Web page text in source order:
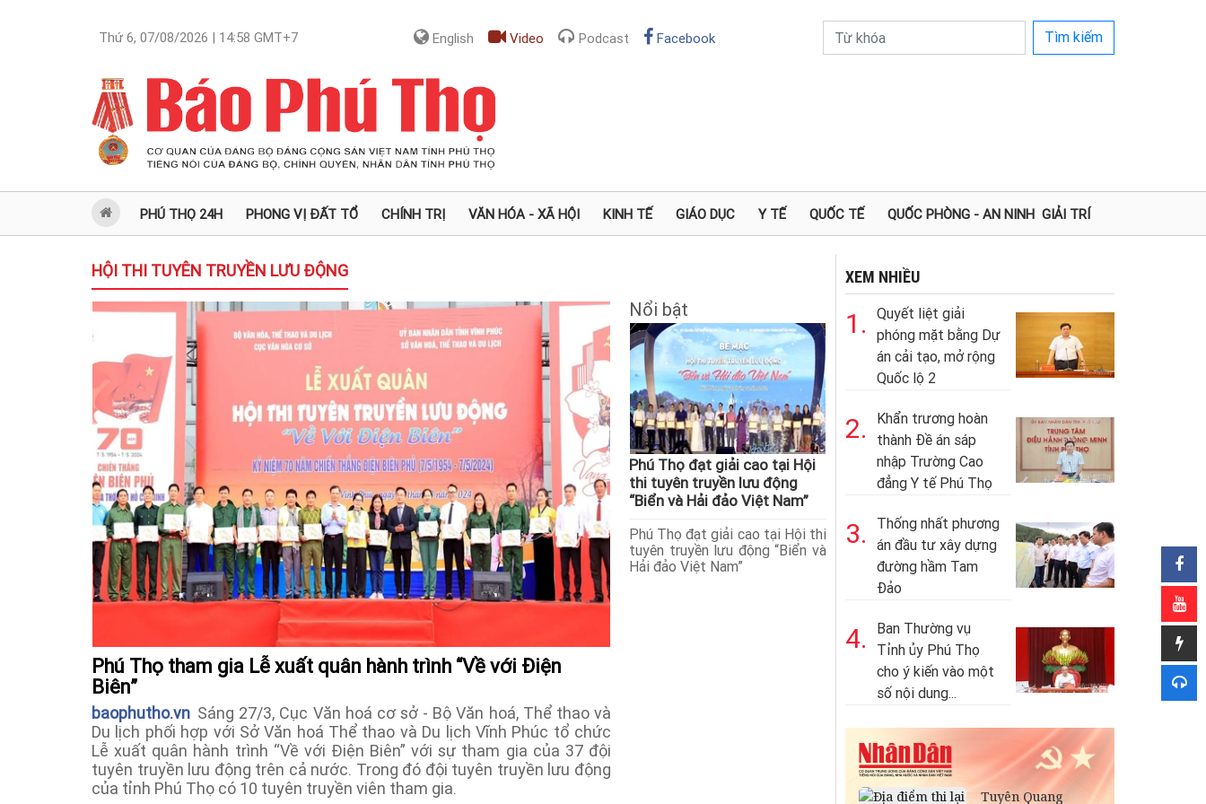
Thứ 6, 07/08/2026 | 14:58 GMT+7 English Video Podcast Facebook Tìm kiếm
PHÚ THỌ 24H PHONG VỊ ĐẤT TỔ CHÍNH TRỊ VĂN HÓA - XÃ HỘI KINH TẾ GIÁO DỤC Y TẾ QUỐC TẾ QUỐC PHÒNG - AN NINH GIẢI TRÍ
HỘI THI TUYÊN TRUYỀN LƯU ĐỘNG
Phú Thọ tham gia Lễ xuất quân hành trình “Về với Điện
Biên”
baophutho.vn Sáng 27/3, Cục Văn hoá cơ sở - Bộ Văn hoá, Thể thao và
Du lịch phối hợp với Sở Văn hoá Thể thao và Du lịch Vĩnh Phúc tổ chức
Lễ xuất quân hành trình “Về với Điện Biên” với sự tham gia của 37 đội
tuyên truyền lưu động trên cả nước. Trong đó đội tuyên truyền lưu động
của tỉnh Phú Thọ có 10 tuyên truyền viên tham gia.
Nổi bật
Phú Thọ đạt giải cao tại Hội
thi tuyên truyền lưu động
“Biển và Hải đảo Việt Nam”
Phú Thọ đạt giải cao tại Hội thi
tuyên truyền lưu động “Biển và
Hải đảo Việt Nam”
XEM NHIỀU
1.
Quyết liệt giải
phóng mặt bằng Dự
án cải tạo, mở rộng
Quốc lộ 2
2.
Khẩn trương hoàn
thành Đề án sáp
nhập Trường Cao
đẳng Y tế Phú Thọ
3.
Thống nhất phương
án đầu tư xây dựng
đường hầm Tam
Đảo
4.
Ban Thường vụ
Tỉnh ủy Phú Thọ
cho ý kiến vào một
số nội dung...